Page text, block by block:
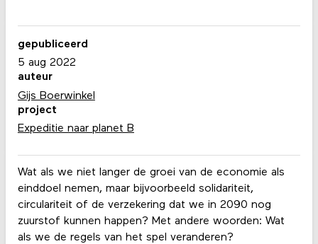
Wat als we niet langer de groei van de economie als
einddoel nemen, maar bijvoorbeeld solidariteit,
circulariteit of de verzekering dat we in 2090 nog
zuurstof kunnen happen? Met andere woorden: Wat
als we de regels van het spel veranderen?
gepubliceerd
5 aug 2022
auteur
Gijs Boerwinkel
project
Expeditie naar planet B